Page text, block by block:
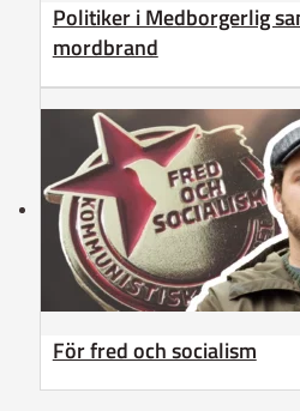
Politiker i Medborgerlig
mordbrand
För fred och socialism